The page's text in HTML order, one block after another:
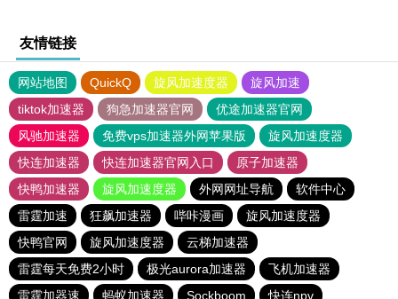
友情链接
网站地图 QuickQ 旋风加速度器
旋风加速
tiktok加速器
狗急加速器官网
优途加速器官网
风驰加速器
免费vps加速器外网苹果版
旋风加速度器
快连加速器
快连加速器官网入口
原子加速器
快鸭加速器
旋风加速度器 外网网址导航
软件中心
雷霆加速
狂飙加速器 哔咔漫画
旋风加速度器
快鸭官网
旋风加速度器
云梯加速器
雷霆每天免费2小时
极光aurora加速器
飞机加速器
雷霆加器速
蚂蚁加速器 Sockboom 快连npv